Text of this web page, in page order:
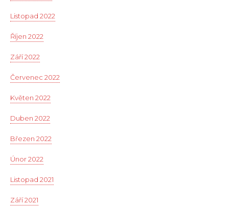
Listopad 2022
Říjen 2022
Září 2022
Červenec 2022
Květen 2022
Duben 2022
Březen 2022
Únor 2022
Listopad 2021
Září 2021